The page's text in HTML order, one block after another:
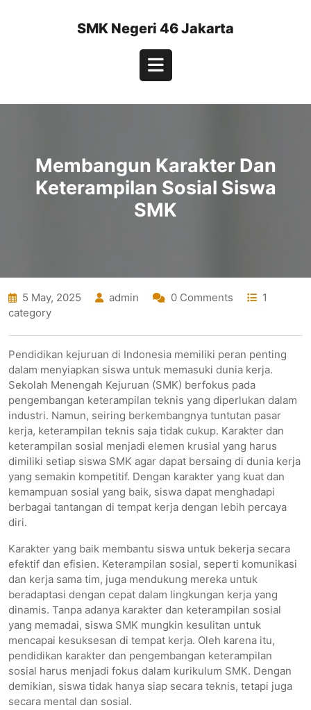
SMK Negeri 46 Jakarta
Open
Membangun Karakter Dan
Keterampilan Sosial Siswa
SMK
5 May, 2025 admin 0 Comments
1
category
Pendidikan kejuruan di Indonesia memiliki peran penting
dalam menyiapkan siswa untuk memasuki dunia kerja.
Sekolah Menengah Kejuruan (SMK) berfokus pada
pengembangan keterampilan teknis yang diperlukan dalam
industri. Namun, seiring berkembangnya tuntutan pasar
kerja, keterampilan teknis saja tidak cukup. Karakter dan
keterampilan sosial menjadi elemen krusial yang harus
dimiliki setiap siswa SMK agar dapat bersaing di dunia kerja
yang semakin kompetitif. Dengan karakter yang kuat dan
kemampuan sosial yang baik, siswa dapat menghadapi
berbagai tantangan di tempat kerja dengan lebih percaya
diri.
Karakter yang baik membantu siswa untuk bekerja secara
efektif dan efisien. Keterampilan sosial, seperti komunikasi
dan kerja sama tim, juga mendukung mereka untuk
beradaptasi dengan cepat dalam lingkungan kerja yang
dinamis. Tanpa adanya karakter dan keterampilan sosial
yang memadai, siswa SMK mungkin kesulitan untuk
mencapai kesuksesan di tempat kerja. Oleh karena itu,
pendidikan karakter dan pengembangan keterampilan
sosial harus menjadi fokus dalam kurikulum SMK. Dengan
demikian, siswa tidak hanya siap secara teknis, tetapi juga
secara mental dan sosial.